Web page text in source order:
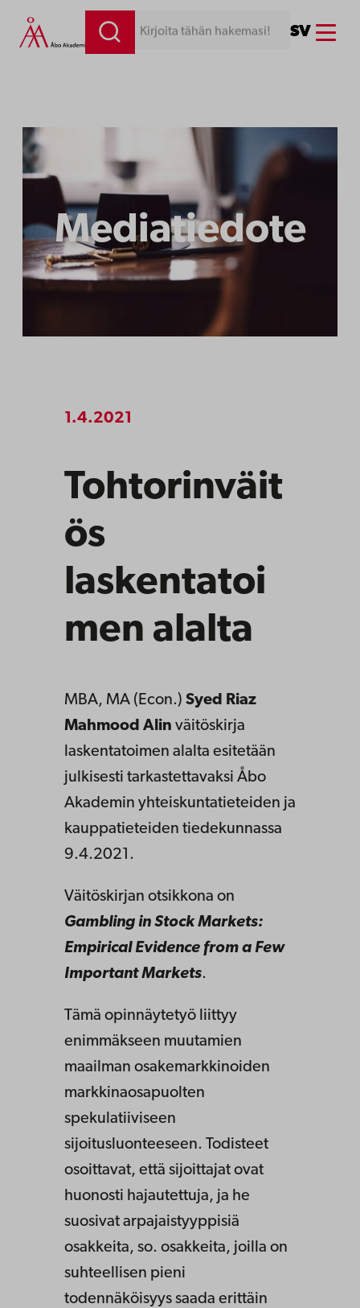
Siirry
sisältöön
Kirjoita tähän hakemasi! SV Menu
Mediatiedote
1.4.2021
Tohtorinväit
ös
laskentatoi
men alalta
MBA, MA (Econ.) Syed Riaz
Mahmood Alin väitöskirja
laskentatoimen alalta esitetään
julkisesti tarkastettavaksi Åbo
Akademin yhteiskuntatieteiden ja
kauppatieteiden tiedekunnassa
9.4.2021.
Väitöskirjan otsikkona on
Gambling in Stock Markets:
Empirical Evidence from a Few
Important Markets.
Tämä opinnäytetyö liittyy
enimmäkseen muutamien
maailman osakemarkkinoiden
markkinaosapuolten
spekulatiiviseen
sijoitusluonteeseen. Todisteet
osoittavat, että sijoittajat ovat
huonosti hajautettuja, ja he
suosivat arpajaistyyppisiä
osakkeita, so. osakkeita, joilla on
suhteellisen pieni
todennäköisyys saada erittäin